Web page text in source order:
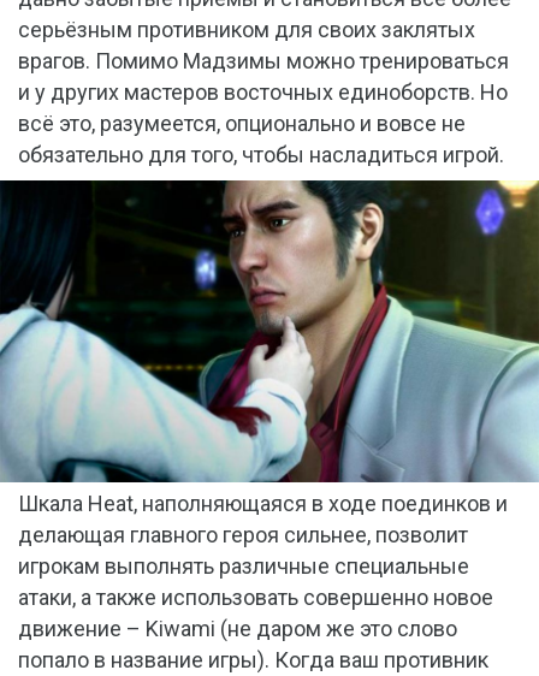
серьёзным противником для своих заклятых
врагов. Помимо Мадзимы можно тренироваться
и у других мастеров восточных единоборств. Но
всё это, разумеется, опционально и вовсе не
обязательно для того, чтобы насладиться игрой.
Шкала Heat, наполняющаяся в ходе поединков и
делающая главного героя сильнее, позволит
игрокам выполнять различные специальные
атаки, а также использовать совершенно новое
движение – Kiwami (не даром же это слово
попало в название игры). Когда ваш противник